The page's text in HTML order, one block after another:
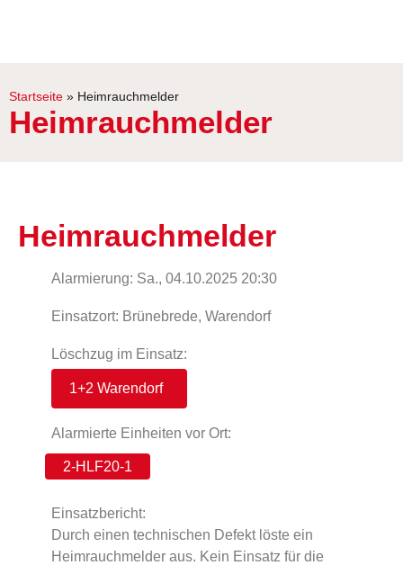
Startseite » Heimrauchmelder
Heimrauchmelder
Heimrauchmelder
Alarmierung: Sa., 04.10.2025 20:30
Einsatzort: Brünebrede, Warendorf
Löschzug im Einsatz:
1+2 Warendorf
Alarmierte Einheiten vor Ort:
2-HLF20-1
Einsatzbericht:
Durch einen technischen Defekt löste ein
Heimrauchmelder aus. Kein Einsatz für die